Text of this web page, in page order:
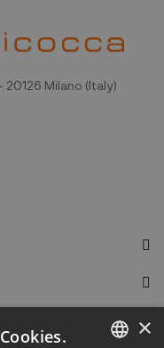
20126 Milano (Italy)
×